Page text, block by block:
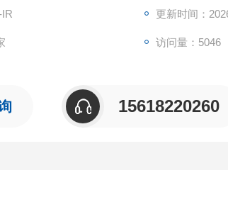
更新时间：
访问量：5046
15618220260